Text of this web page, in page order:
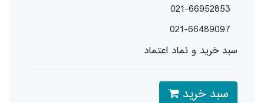
021-66952853
021-66489097
سبد خرید و نماد اعتماد
سبد خرید